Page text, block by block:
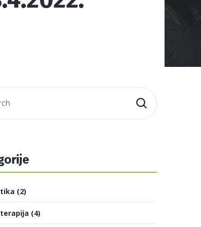
(2)
(4)